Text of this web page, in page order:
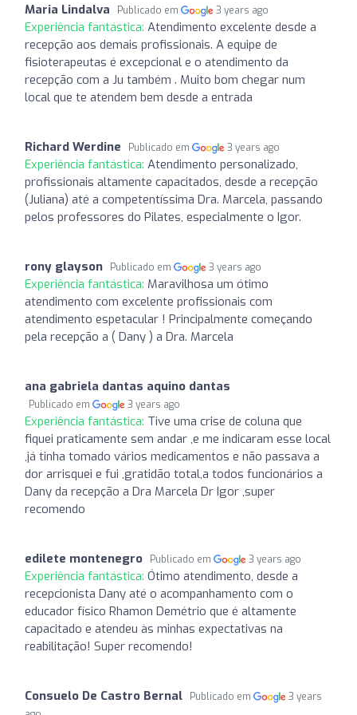
Maria Lindalva Publicado em 3 years ago
Experiência fantástica: Atendimento excelente desde a
recepção aos demais profissionais. A equipe de
fisioterapeutas é excepcional e o atendimento da
recepção com a Ju também . Muito bom chegar num
local que te atendem bem desde a entrada
Richard Werdine Publicado em 3 years ago
Experiência fantástica: Atendimento personalizado,
profissionais altamente capacitados, desde a recepção
(Juliana) até a competentíssima Dra. Marcela, passando
pelos professores do Pilates, especialmente o Igor.
rony glayson Publicado em 3 years ago
Experiência fantástica: Maravilhosa um ótimo
atendimento com excelente profissionais com
atendimento espetacular ! Principalmente começando
pela recepção a ( Dany ) a Dra. Marcela
ana gabriela dantas aquino dantas
Publicado em 3 years ago
Experiência fantástica: Tive uma crise de coluna que
fiquei praticamente sem andar ,e me indicaram esse local
,já tinha tomado vários medicamentos e não passava a
dor arrisquei e fui ,gratidão total,a todos funcionários a
Dany da recepção a Dra Marcela Dr Igor ,super
recomendo
edilete montenegro Publicado em 3 years ago
Experiência fantástica: Ótimo atendimento, desde a
recepcionista Dany até o acompanhamento com o
educador físico Rhamon Demétrio que é altamente
capacitado e atendeu às minhas expectativas na
reabilitação! Super recomendo!
Consuelo De Castro Bernal Publicado em
3 years